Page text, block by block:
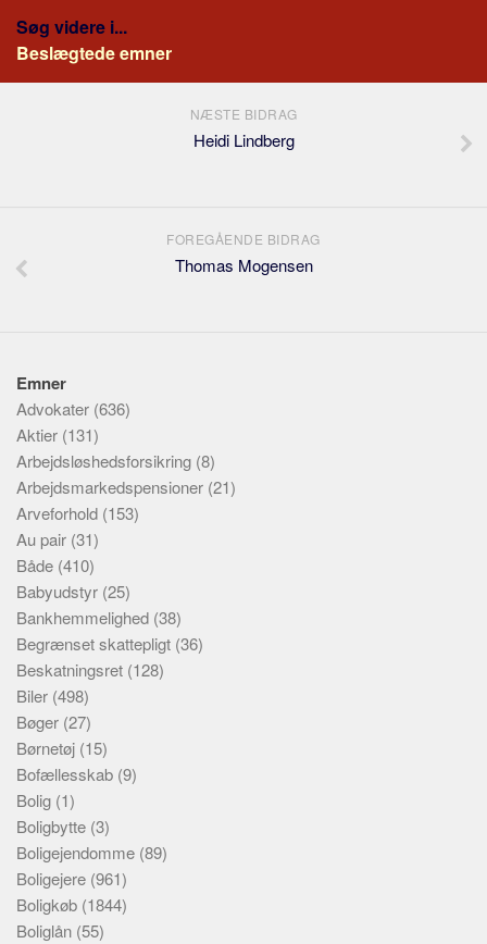
Søg videre i...
Beslægtede emner
NÆSTE BIDRAG
Heidi Lindberg
FOREGÅENDE BIDRAG
Thomas Mogensen
Emner
Advokater (636)
Aktier (131)
Arbejdsløshedsforsikring (8)
Arbejdsmarkedspensioner (21)
Arveforhold (153)
Au pair (31)
Både (410)
Babyudstyr (25)
Bankhemmelighed (38)
Begrænset skattepligt (36)
Beskatningsret (128)
Biler (498)
Bøger (27)
Børnetøj (15)
Bofællesskab (9)
Bolig (1)
Boligbytte (3)
Boligejendomme (89)
Boligejere (961)
Boligkøb (1844)
Boliglån (55)